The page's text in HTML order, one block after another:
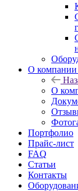
О компании
О
Портфолио
Прайс-лист
FAQ
Статьи
Контакты